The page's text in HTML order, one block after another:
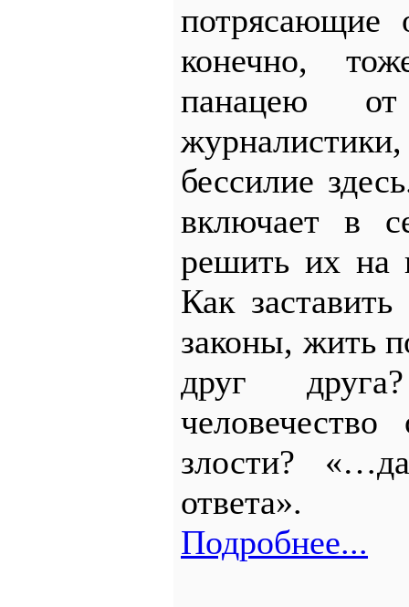
конечно,
панацею
бессилие
включает в
решить их на
Как
законы, жить
друг
злости?
ответа».
Подробнее...